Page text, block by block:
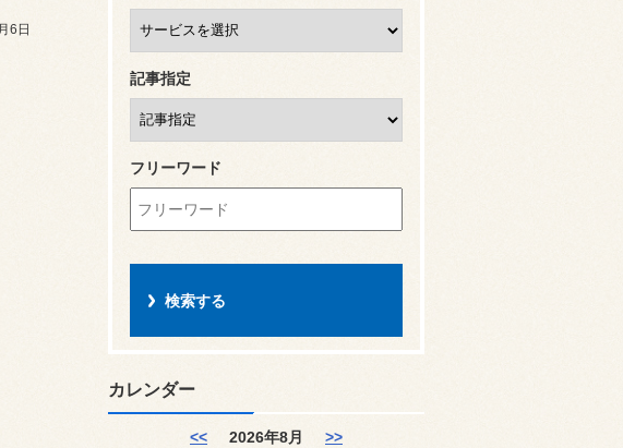
6日
記事指定
フリーワード
カレンダー
<< 2026年8月 >>